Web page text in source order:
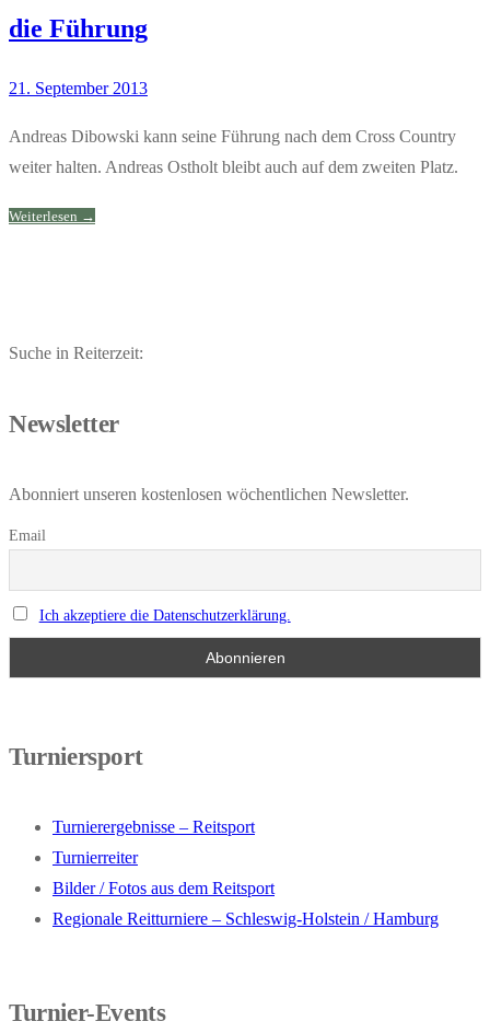
die Führung
21. September 2013
Andreas Dibowski kann seine Führung nach dem Cross Country
weiter halten. Andreas Ostholt bleibt auch auf dem zweiten Platz.
Weiterlesen →
Suche in Reiterzeit:
Newsletter
Abonniert unseren kostenlosen wöchentlichen Newsletter.
Email
Ich akzeptiere die Datenschutzerklärung.
Turniersport
Turnierergebnisse – Reitsport
Turnierreiter
Bilder / Fotos aus dem Reitsport
Regionale Reitturniere – Schleswig-Holstein / Hamburg
Turnier-Events